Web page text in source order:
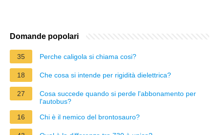
Domande popolari
35 Perche caligola si chiama cosi?
18 Che cosa si intende per rigidità dielettrica?
27
Cosa succede quando si perde l'abbonamento per
l'autobus?
16
Chi è il nemico del brontosauro?